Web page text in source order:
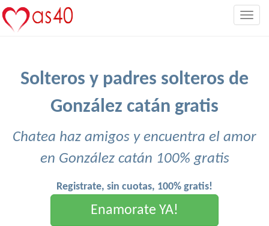
Solteros y padres solteros de
González catán gratis
Chatea haz amigos y encuentra el amor
en González catán 100% gratis
Registrate, sin cuotas, 100% gratis!
Enamorate YA!